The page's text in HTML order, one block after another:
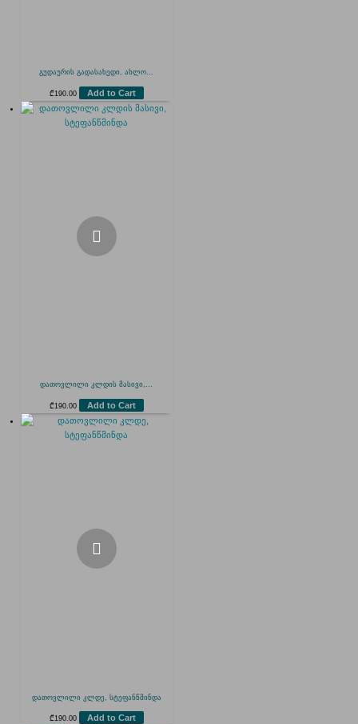
გუდაურის გადასახედი, ახლო...
₾ 190.00 Add to Cart
დათოვლილი კლდის მასივი,...
₾ 190.00 Add to Cart
დათოვლილი კლდე, სტეფანწმინდა
₾190.00 Add to Cart